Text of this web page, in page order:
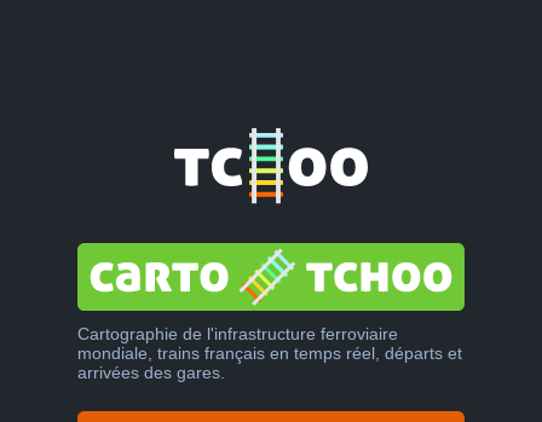
Cartographie de l'infrastructure ferroviaire
mondiale, trains français en temps réel, départs et
arrivées des gares.